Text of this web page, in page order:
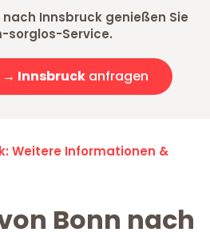
nach Innsbruck genießen Sie
sorglos-Service.
→ Innsbruck anfragen
Weitere Informationen &
Bonn nach